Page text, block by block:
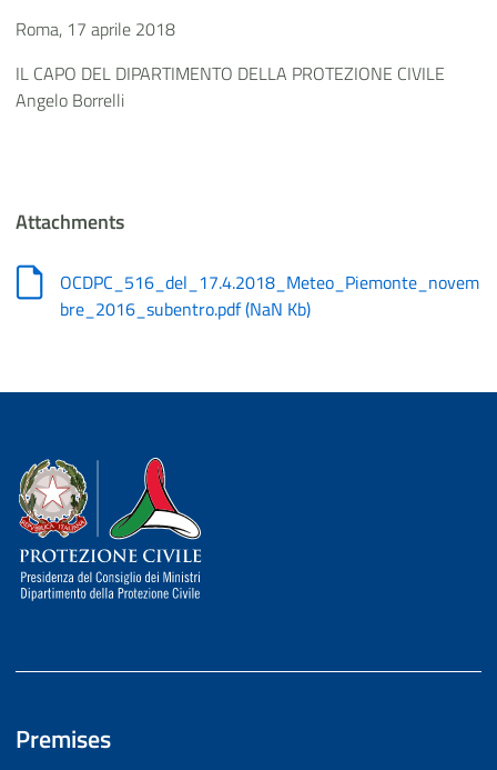
Roma, 17 aprile 2018
IL CAPO DEL DIPARTIMENTO DELLA PROTEZIONE CIVILE
Angelo Borrelli
Attachments
OCDPC_516_del_17.4.2018_Meteo_Piemonte_novem
bre_2016_subentro.pdf(NaN Kb)
Dipartimento della Protezione Civile
Premises